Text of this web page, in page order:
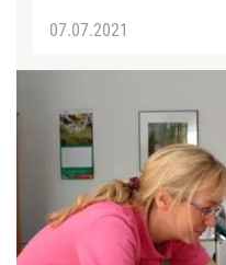
07.07.2021